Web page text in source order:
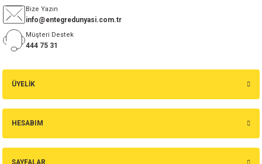
ÜYELİK
HESABIM
SAYFALAR
Bize Yazın
info@entegredunyasi.com.tr
Müşteri Destek
444 75 31